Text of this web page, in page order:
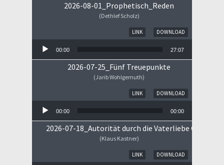
2026-08-01_Prophetisch_Reden
(Dethlef Scholz)
DOWNLOAD
LINK
00:00 27:07
2026-07-25_Fünf Treuepunkte
(Jarib Wohlgemuth)
DOWNLOAD
LINK
00:00 00:00
2026-07-18_Autorität durch die Vaterliebe Gottes
(Klaus Kastner)
DOWNLOAD
LINK